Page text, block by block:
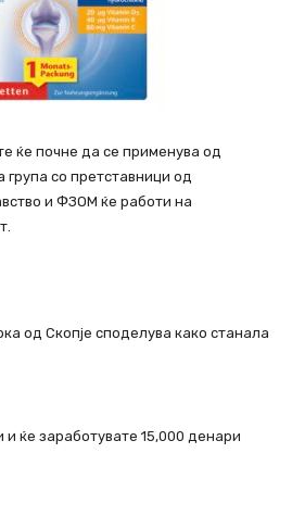
ќе почне да се применува од
со претставници од
и ФЗОМ ќе работи на
од Скопје споделува како станала
и ќе заработувате 15,000 денари